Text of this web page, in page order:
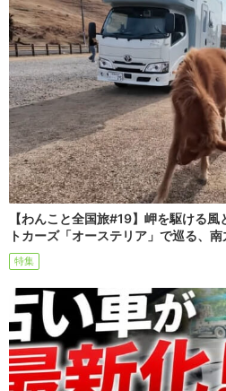
【わんこと全国旅#19】岬を駆ける
トカーズ「オーステリア」で巡る、
特集